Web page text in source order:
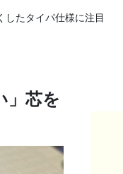
したタイパ仕様に注目
」芯を